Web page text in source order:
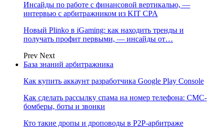
Инсайды по работе с финансовой вертикалью, —
интервью с арбитражником из KIT CPA
Новый Plinko в iGaming: как находить тренды и
получать профит первыми, — инсайды от…
Prev Next
База знаний арбитражника
Как купить аккаунт разработчика Google Play Console
Как сделать рассылку спама на номер телефона: СМС-
бомберы, боты и звонки
Кто такие дропы и дроповоды в P2P-арбитраже